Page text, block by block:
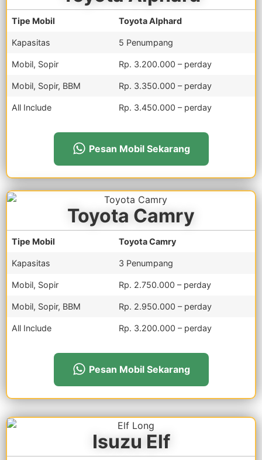
Tipe Mobil Toyota Alphard
Kapasitas 5 Penumpang
Mobil, Sopir Rp. 3.200.000 – perday
Mobil, Sopir, BBM Rp. 3.350.000 – perday
All Include Rp. 3.450.000 – perday
Pesan Mobil Sekarang
Toyota Camry
Tipe Mobil Toyota Camry
Kapasitas 3 Penumpang
Mobil, Sopir Rp. 2.750.000 – perday
Mobil, Sopir, BBM Rp. 2.950.000 – perday
All Include Rp. 3.200.000 – perday
Pesan Mobil Sekarang
Isuzu Elf